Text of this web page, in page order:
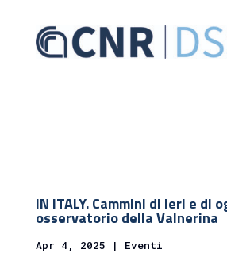
IN ITALY. Cammini di ieri e di
osservatorio della Valnerina
Apr 4, 2025 | Eventi